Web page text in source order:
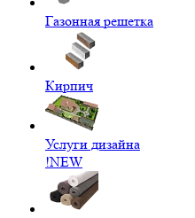
Газонная решетка
Кирпич
Услуги дизайна
!NEW